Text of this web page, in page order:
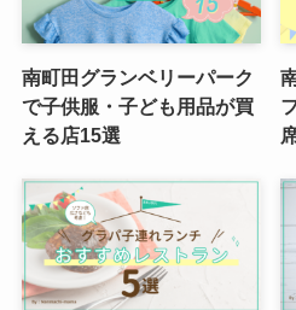
南町田グランベリーパーク
で子供服・子ども用品が買
える店15選